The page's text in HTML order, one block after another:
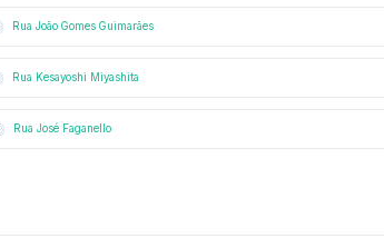
Rua João Gomes Guimarães
Rua Kesayoshi Miyashita
Rua José Faganello